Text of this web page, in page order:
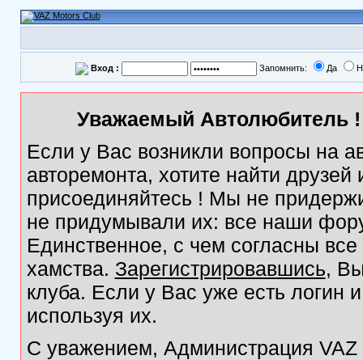
Вход : Запомнить: Да
Уважаемый Автолюбитель
Если у Вас возникли вопросы на
авторемонта, хотите найти
присоединяйтесь ! Мы не
не придумывали их: все наши
Единственное, с чем согласны
хамства. Зарегистрировавшись,
клуба. Если у Вас уже есть логин
используя их.
С уважением, Администрация VAZ